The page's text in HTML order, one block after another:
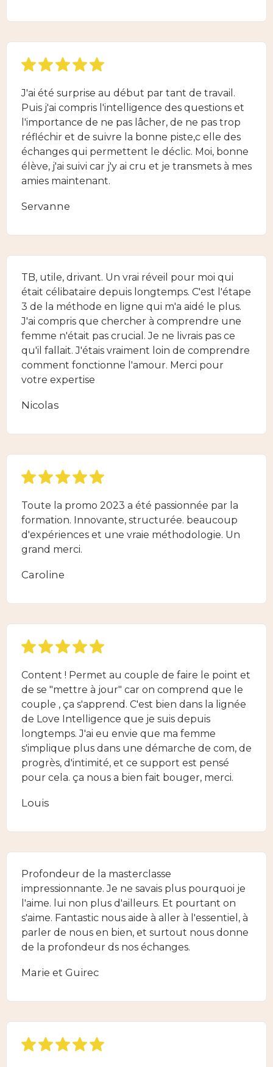
J'ai été surprise au début par tant de travail.
Puis j'ai compris l'intelligence des questions et
l'importance de ne pas lâcher, de ne pas trop
réfléchir et de suivre la bonne piste,c elle des
échanges qui permettent le déclic. Moi, bonne
élève, j'ai suivi car j'y ai cru et je transmets à mes
amies maintenant.
Servanne
TB, utile, drivant. Un vrai réveil pour moi qui
était célibataire depuis longtemps. C'est l'étape
3 de la méthode en ligne qui m'a aidé le plus.
J'ai compris que chercher à comprendre une
femme n'était pas crucial. Je ne livrais pas ce
qu'il fallait. J'étais vraiment loin de comprendre
comment fonctionne l'amour. Merci pour
votre expertise
Nicolas
Toute la promo 2023 a été passionnée par la
formation. Innovante, structurée. beaucoup
d'expériences et une vraie méthodologie. Un
grand merci.
Caroline
Content ! Permet au couple de faire le point et
de se "mettre à jour" car on comprend que le
couple , ça s'apprend. C'est bien dans la lignée
de Love Intelligence que je suis depuis
longtemps. J'ai eu envie que ma femme
s'implique plus dans une démarche de com, de
progrès, d'intimité, et ce support est pensé
pour cela. ça nous a bien fait bouger, merci.
Louis
Profondeur de la masterclasse
impressionnante. Je ne savais plus pourquoi je
l'aime. lui non plus d'ailleurs. Et pourtant on
s'aime. Fantastic nous aide à aller à l'essentiel, à
parler de nous en bien, et surtout nous donne
de la profondeur ds nos échanges.
Marie et Guirec